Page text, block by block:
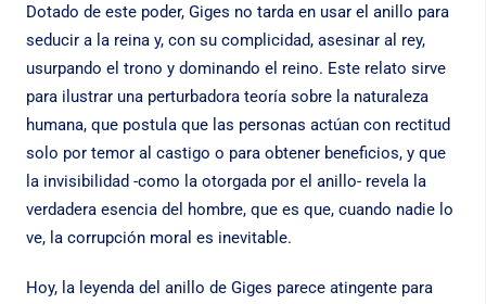
Dotado de este poder, Giges no tarda en usar el anillo para
seducir a la reina y, con su complicidad, asesinar al rey,
usurpando el trono y dominando el reino. Este relato sirve
para ilustrar una perturbadora teoría sobre la naturaleza
humana, que postula que las personas actúan con rectitud
solo por temor al castigo o para obtener beneficios, y que
la invisibilidad -como la otorgada por el anillo- revela la
verdadera esencia del hombre, que es que, cuando nadie lo
ve, la corrupción moral es inevitable.
Hoy, la leyenda del anillo de Giges parece atingente para